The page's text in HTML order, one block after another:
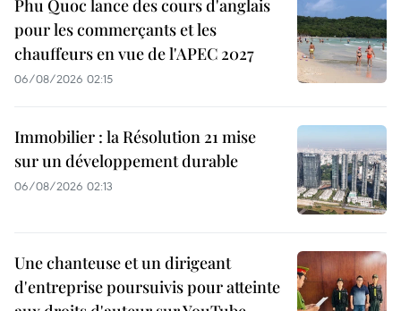
Phu Quoc lance des cours d'anglais
pour les commerçants et les
chauffeurs en vue de l'APEC 2027
06/08/2026 02:15
Immobilier : la Résolution 21 mise
sur un développement durable
06/08/2026 02:13
Une chanteuse et un dirigeant
d'entreprise poursuivis pour atteinte